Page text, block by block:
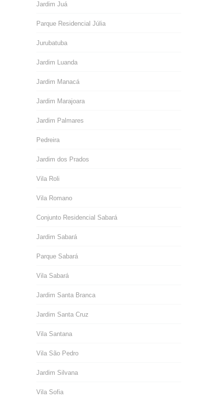
Jardim Juá
Parque Residencial Júlia
Jurubatuba
Jardim Luanda
Jardim Manacá
Jardim Marajoara
Jardim Palmares
Pedreira
Jardim dos Prados
Vila Roli
Vila Romano
Conjunto Residencial Sabará
Jardim Sabará
Parque Sabará
Vila Sabará
Jardim Santa Branca
Jardim Santa Cruz
Vila Santana
Vila São Pedro
Jardim Silvana
Vila Sofia